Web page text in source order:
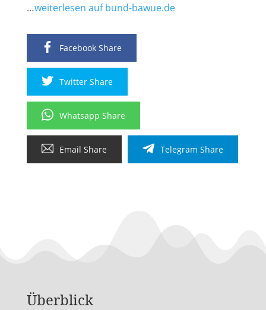
…weiterlesen auf bund-bawue.de
Facebook Share
Twitter Share
Whatsapp Share
Email Share Telegram Share
Überblick